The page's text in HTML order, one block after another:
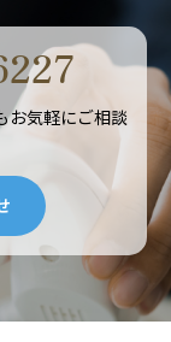
お気軽にご相談